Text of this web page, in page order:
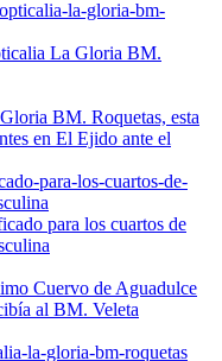
La Gloria BM.
BM. Roquetas, esta
en El Ejido ante el
para los cuartos de
Cuervo de Aguadulce
al BM. Veleta